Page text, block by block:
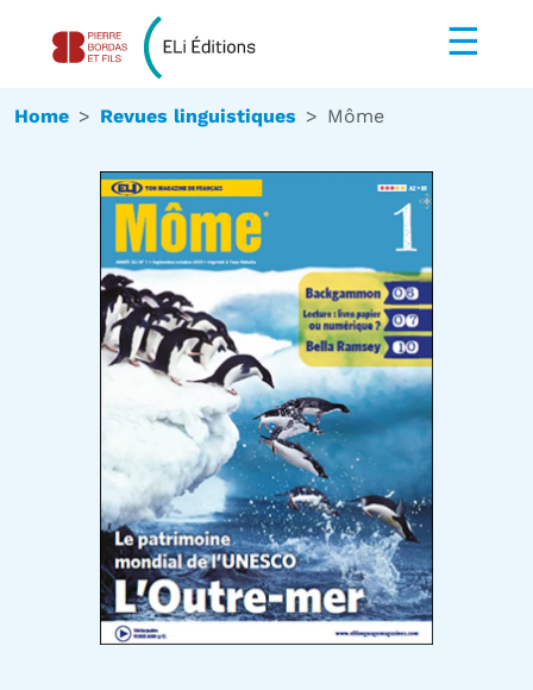
☰
Home Revues linguistiques Môme